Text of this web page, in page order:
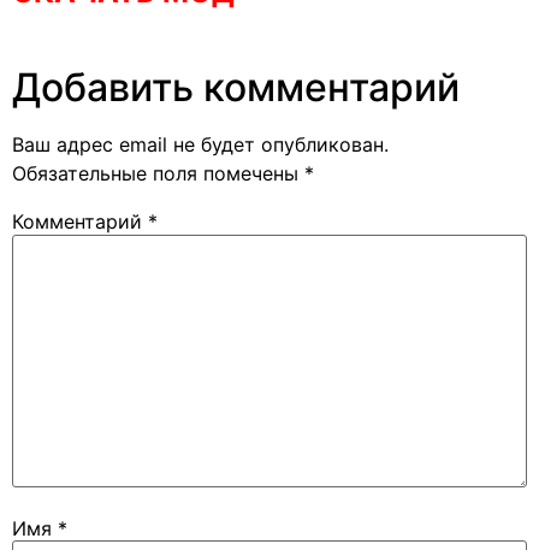
Добавить комментарий
Ваш адрес email не будет опубликован.
Обязательные поля помечены *
Комментарий *
Имя *